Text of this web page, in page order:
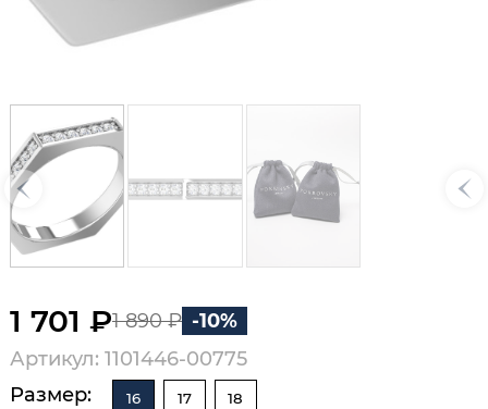
1 701 ₽1 890 ₽ -10%
Артикул: 1101446-00775
Размер:
16 17 18